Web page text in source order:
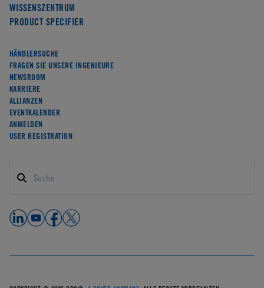
WISSENSZENTRUM
PRODUCT SPECIFIER
HÄNDLERSUCHE
FRAGEN SIE UNSERE INGENIEURE
NEWSROOM
KARRIERE
ALLIANZEN
EVENTKALENDER
ANMELDEN
USER REGISTRATION